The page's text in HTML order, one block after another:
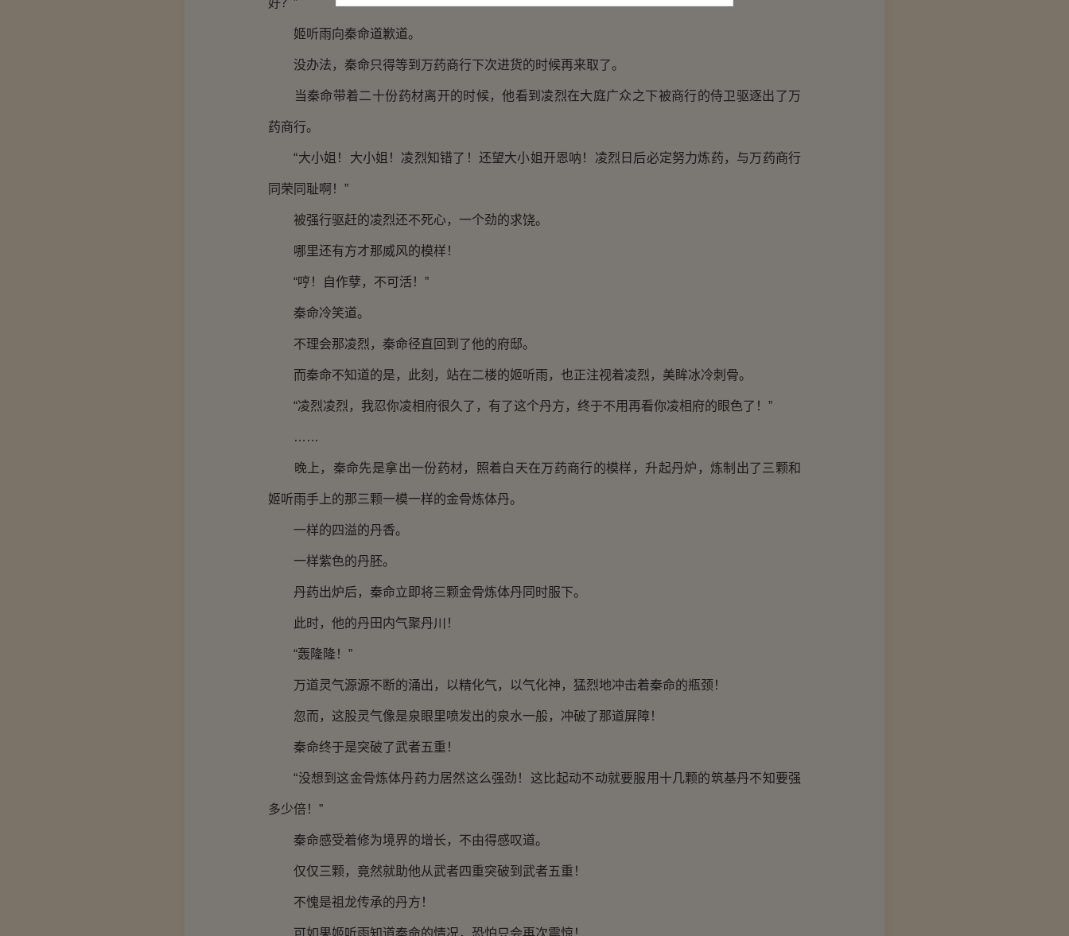
好？”
姬听雨向秦命道歉道。
没办法，秦命只得等到万药商行下次进货的时候再来取了。
当秦命带着二十份药材离开的时候，他看到凌烈在大庭广众之下被商行的侍卫驱逐出了万
药商行。
“大小姐！大小姐！凌烈知错了！还望大小姐开恩呐！凌烈日后必定努力炼药，与万药商行
同荣同耻啊！”
被强行驱赶的凌烈还不死心，一个劲的求饶。
哪里还有方才那威风的模样！
“哼！自作孽，不可活！”
秦命冷笑道。
不理会那凌烈，秦命径直回到了他的府邸。
而秦命不知道的是，此刻，站在二楼的姬听雨，也正注视着凌烈，美眸冰冷刺骨。
“凌烈凌烈，我忍你凌相府很久了，有了这个丹方，终于不用再看你凌相府的眼色了！”
……
晚上，秦命先是拿出一份药材，照着白天在万药商行的模样，升起丹炉，炼制出了三颗和
姬听雨手上的那三颗一模一样的金骨炼体丹。
一样的四溢的丹香。
一样紫色的丹胚。
丹药出炉后，秦命立即将三颗金骨炼体丹同时服下。
此时，他的丹田内气聚丹川！
“轰隆隆！”
万道灵气源源不断的涌出，以精化气，以气化神，猛烈地冲击着秦命的瓶颈！
忽而，这股灵气像是泉眼里喷发出的泉水一般，冲破了那道屏障！
秦命终于是突破了武者五重！
“没想到这金骨炼体丹药力居然这么强劲！这比起动不动就要服用十几颗的筑基丹不知要强
多少倍！”
秦命感受着修为境界的增长，不由得感叹道。
仅仅三颗，竟然就助他从武者四重突破到武者五重！
不愧是祖龙传承的丹方！
可如果姬听雨知道秦命的情况，恐怕只会再次震惊！